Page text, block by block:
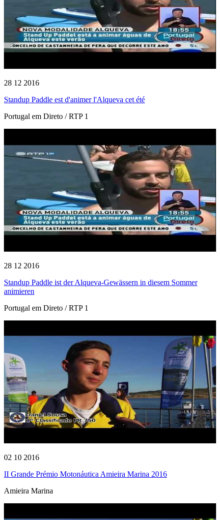
28 12 2016
Standup Paddle est d'animer l'Alqueva cet été
Portugal em Direto / RTP 1
28 12 2016
Standup Paddle ist der Alqueva-Gewässern in diesem Sommer
animieren
Portugal em Direto / RTP 1
02 10 2016
II Grande Prémio Motonáutica Amieira Marina 2016
Amieira Marina